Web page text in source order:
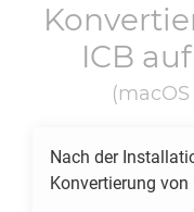
ICB
Nach der
Konvertierung von